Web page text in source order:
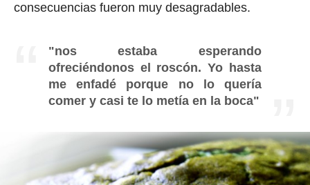
consecuencias fueron muy desagradables.
"nos estaba esperando
ofreciéndonos el roscón. Yo hasta
me enfadé porque no lo quería
comer y casi te lo metía en la boca"